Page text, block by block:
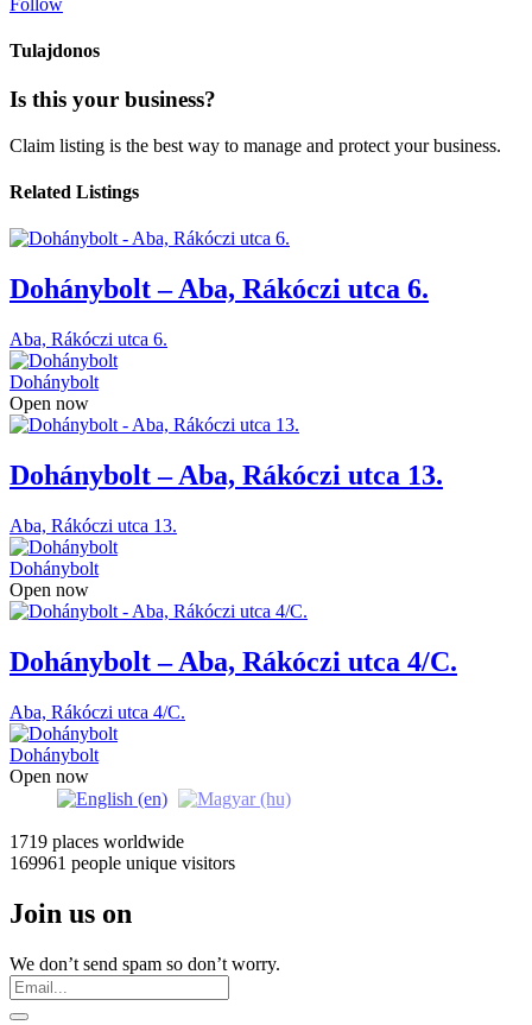
Tulajdonos
Is this your business?
Claim listing is the best way to manage and protect your business.
Related Listings
Dohánybolt – Aba, Rákóczi utca 6.
Aba, Rákóczi utca 6.
Dohánybolt
Open now
Dohánybolt – Aba, Rákóczi utca 13.
Aba, Rákóczi utca 13.
Dohánybolt
Open now
Dohánybolt – Aba, Rákóczi utca 4/C.
Aba, Rákóczi utca 4/C.
Dohánybolt
Open now
1719 places worldwide
169961 people unique visitors
Join us on
We don’t send spam so don’t worry.